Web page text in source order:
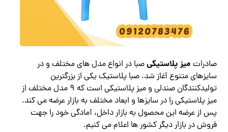
صادرات میز پلاستیکیصبا در انواع مدل های مختلف و در
سایزهای متنوع آغاز شد. صبا پلاستیک یکی از بزرگترین
تولیدکنندگان صندلی و میز پلاستیکی است که 9 مدل مختلف از
میز پلاستیکی را در سایزها و ابعاد مختلف به بازار عرضه می کند.
پس از عرضه این محصول به بازار داخل، آمادگی خود را جهت
فروش در بازار دیگر کشور ها اعلام می کنیم.